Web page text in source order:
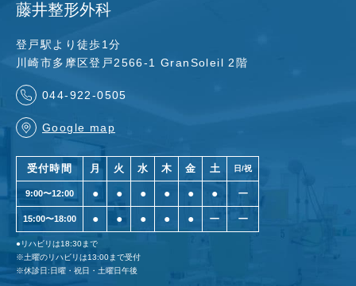
藤井整形外科
登戸駅より徒歩1分
川崎市多摩区登戸2566-1 GranSoleil 2階
044-922-0505
Google map
●リハビリは18:30まで
※土曜のリハビリは13:00まで受付
※休診日:日曜・祝日・土曜日午後
受付時間 月 火 水 木 金 土 日/祝
9:00〜12:00 ● ● ● ● ● ● ー
15:00〜18:00 ● ● ● ● ● ー ー